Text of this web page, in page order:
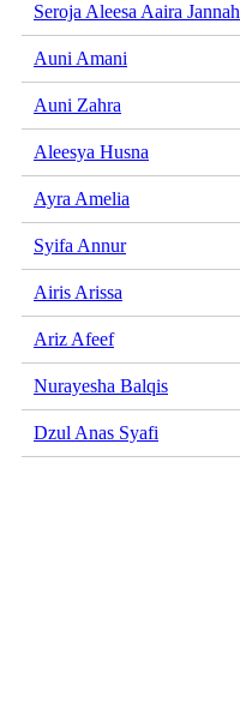
Seroja Aleesa Aaira Jannah
Auni Amani
Auni Zahra
Aleesya Husna
Ayra Amelia
Syifa Annur
Airis Arissa
Ariz Afeef
Nurayesha Balqis
Dzul Anas Syafi